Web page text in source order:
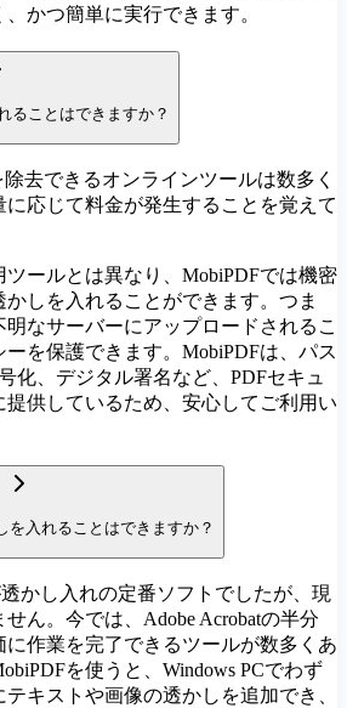
かつ簡単に実行できます。
ることはできますか？
去できるオンラインツールは数多く
応じて料金が発生することを覚えて
ールとは異なり、MobiPDFでは機密
しを入れることができます。つま
明なサーバーにアップロードされるこ
を保護できます。MobiPDFは、パス
化、デジタル署名など、PDFセキュ
提供しているため、安心してご利用い
を入れることはできますか？
かし入れの定番ソフトでしたが、現
ん。今では、Adobe Acrobatの半分
作業を完了できるツールが数多くあ
を使うと、Windows PCでわず
キストや画像の透かしを追加でき、